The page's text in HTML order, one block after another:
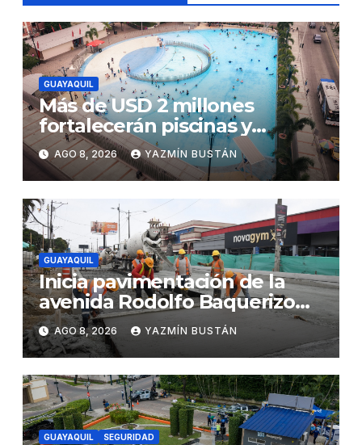
GUAYAQUIL
Más de USD 2 millones
fortalecerán piscinas y
parques acuáticos
municipales
AGO 8, 2026 YAZMÍN BUSTÁN
GUAYAQUIL
Inicia pavimentación de la
avenida Rodolfo Baquerizo
Nazur como parte de la
Renovación Urbana
AGO 8, 2026 YAZMÍN BUSTÁN
GUAYAQUIL SEGURIDAD